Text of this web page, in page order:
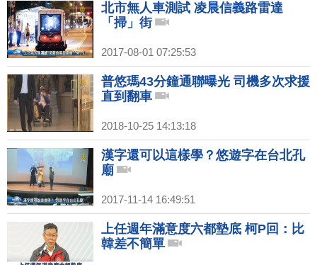
北市無人車測試 凌晨信義路雷達
「掃」街
2017-08-01 07:25:53
普悠瑪43分鐘通聯曝光 司機多次求援
直到翻車
2018-10-25 14:13:18
漢字還可以這樣學？悠遊字在台北孔
廟
2017-11-14 16:49:51
上任週年滿意度六都墊底 柯P回：比
韓差不簡單